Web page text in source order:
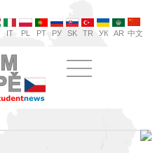
IT PL PT РУ SK TR УК AR 中文